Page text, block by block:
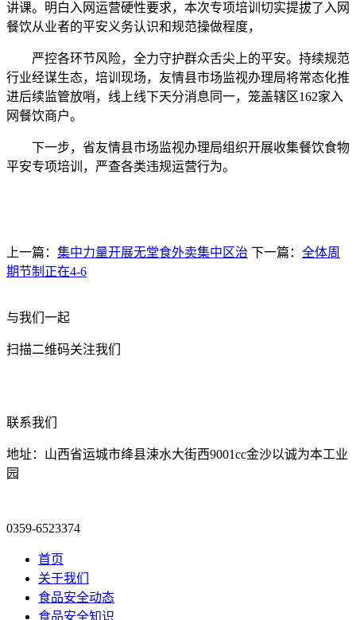
讲课。明白入网运营硬性要求，本次专项培训切实提拔了入网
餐饮从业者的平安义务认识和规范操做程度，
严控各环节风险，全力守护群众舌尖上的平安。持续规范
行业经谋生态，培训现场，友情县市场监视办理局将常态化推
进后续监管放哨，线上线下天分消息同一，笼盖辖区162家入
网餐饮商户。
下一步，省友情县市场监视办理局组织开展收集餐饮食物
平安专项培训，严查各类违规运营行为。
上一篇： 集中力量开展无堂食外卖集中区治 下一篇： 全体周
期节制正在4-6
与我们一起
扫描二维码关注我们
联系我们
地址：山西省运城市绛县涑水大街西9001cc金沙以诚为本工业
园
0359-6523374
首页
关于我们
食品安全动态
食品安全知识